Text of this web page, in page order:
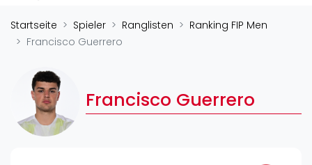
Padel-Shops
Padel-Marken
Verschiedenes
Veranstaltungen
Turniere
Startseite Spieler Ranglisten
Ranking FIP Men
Francisco Guerrero
Francisco Guerrero